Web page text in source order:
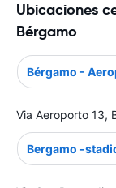
Ubicaciones
Bérgamo
Bérgamo -
Via Aeroporto 13,
Bergamo -